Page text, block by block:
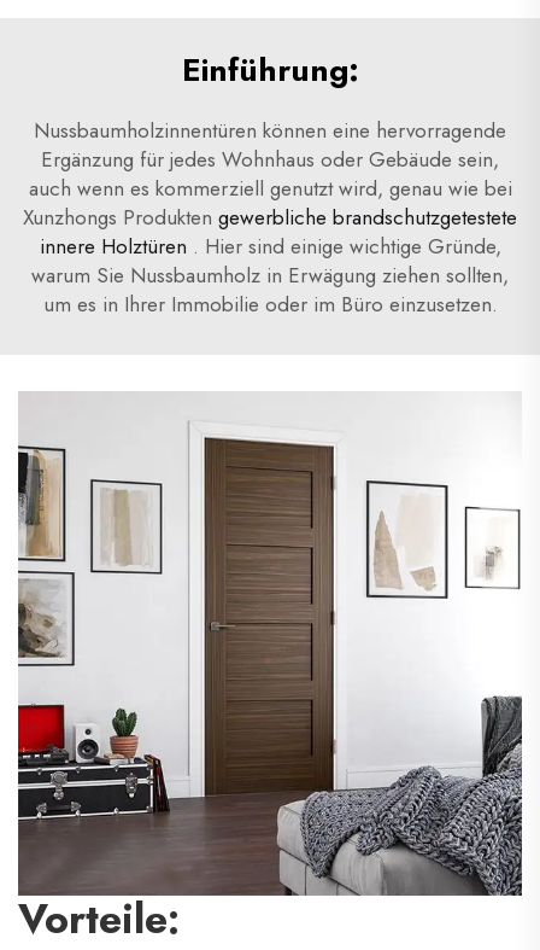
Einführung:
Nussbaumholzinnentüren können eine hervorragende
Ergänzung für jedes Wohnhaus oder Gebäude sein,
auch wenn es kommerziell genutzt wird, genau wie bei
Xunzhongs Produkten gewerbliche brandschutzgetestete
innere Holztüren . Hier sind einige wichtige Gründe,
warum Sie Nussbaumholz in Erwägung ziehen sollten,
um es in Ihrer Immobilie oder im Büro einzusetzen.
Vorteile: